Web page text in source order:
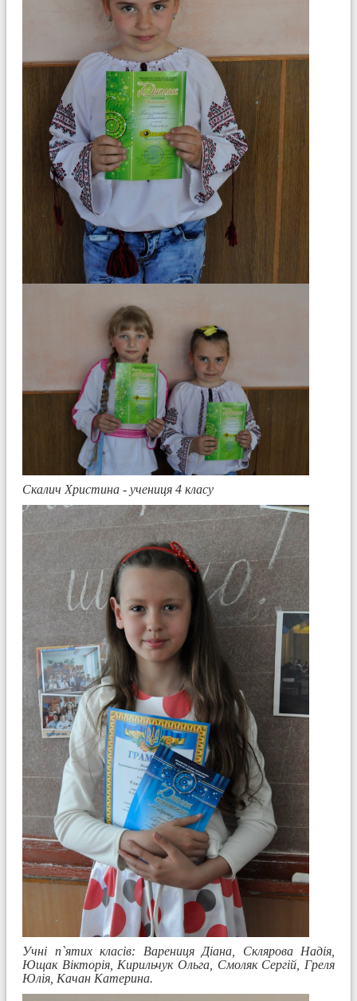
Скалич Христина - учениця 4 класу
Учні п`ятих класів: Варениця Діана, Склярова Надія,
Ющак Вікторія, Кирильчук Ольга, Смоляк Сергій, Греля
Юлія, Качан Катерина.